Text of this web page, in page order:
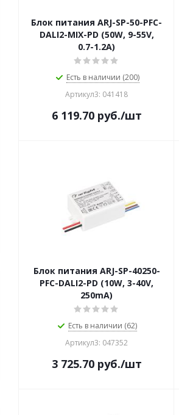
Блок питания ARJ-SP-50-PFC-
DALI2-MIX-PD (50W, 9-55V,
0.7-1.2А)
Есть в наличии (200)
Артикул3: 041418
6 119.70руб./шт
Блок питания ARJ-SP-40250-
PFC-DALI2-PD (10W, 3-40V,
250mA)
Есть в наличии (62)
Артикул3: 047352
3 725.70руб./шт